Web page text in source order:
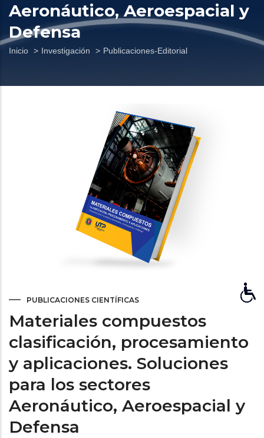
Aeronáutico, Aeroespacial y
Defensa
Sobrescribir
de
navegación
Inicio Investigación Publicaciones-Editorial
PUBLICACIONES CIENTÍFICAS
Materiales compuestos
clasificación, procesamiento
y aplicaciones. Soluciones
para los sectores
Aeronáutico, Aeroespacial y
Defensa